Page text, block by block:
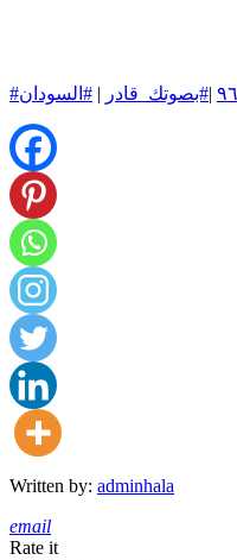
|#بصوتك_قادر | #السودان
Written by: adminhala
email
Rate it